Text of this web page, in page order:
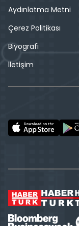
Aydınlatma Metni
Çerez Politikası
Biyografi
İletişim